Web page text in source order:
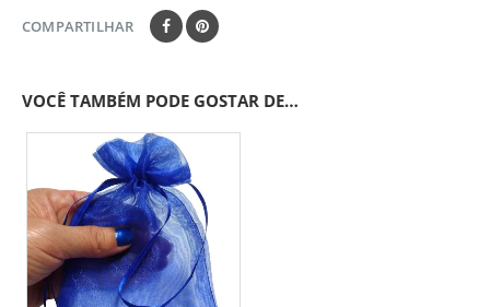
COMPARTILHAR
VOCÊ TAMBÉM PODE GOSTAR DE…